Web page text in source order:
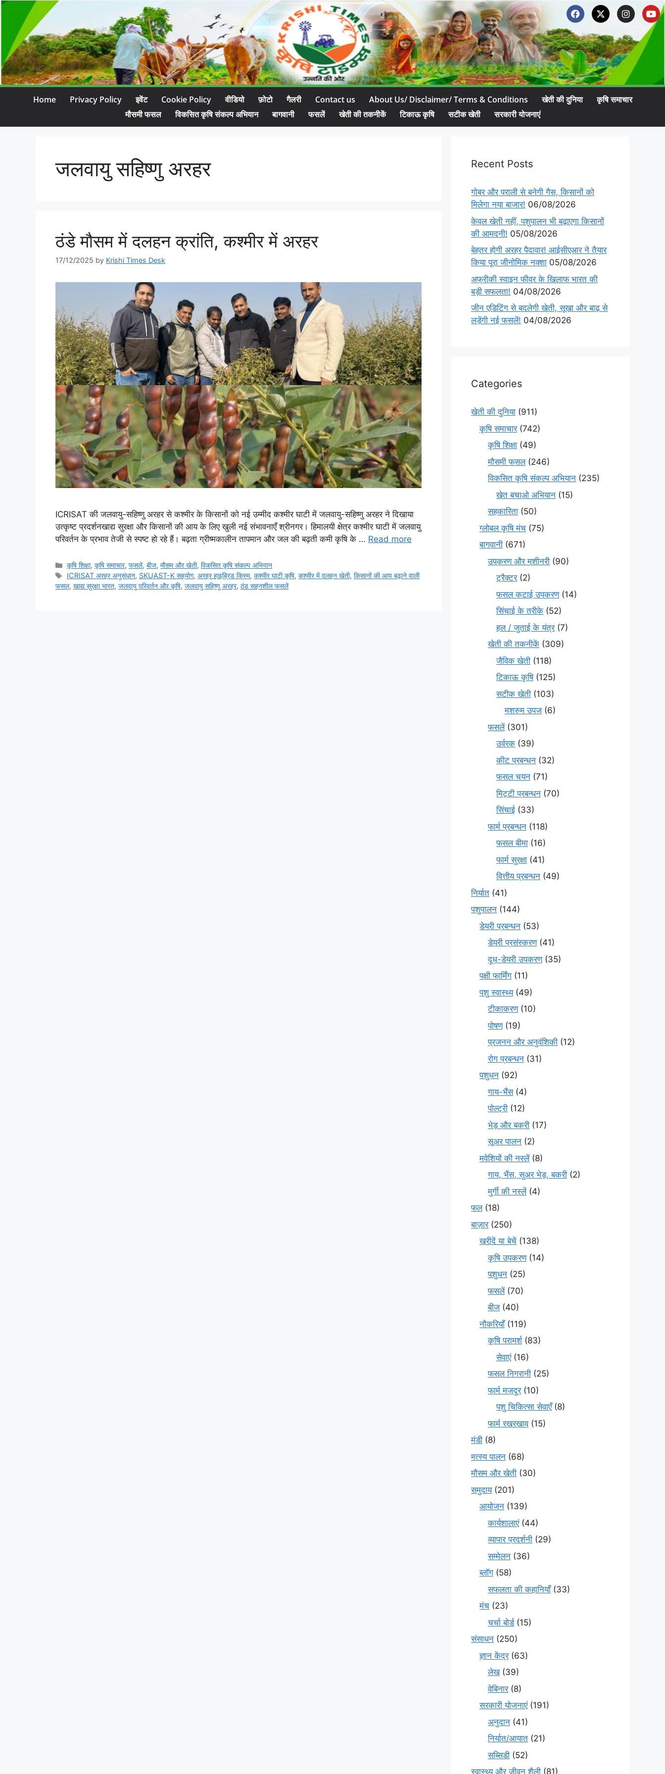
Home Privacy Policy इवेंट Cookie Policy वीडियो फ़ोटो गैलरी Contact us About Us/ Disclaimer/ Terms & Conditions खेती की दुनिया
कृषि समाचार
मौसमी फसल
विकसित कृषि संकल्प अभियान बागवानी फसलें खेती की तकनीकें टिकाऊ कृषि सटीक खेती सरकारी योजनाएं
जलवायु सहिष्णु अरहर
ठंडे मौसम में दलहन क्रांति, कश्मीर में अरहर
17/12/2025 by Krishi Times Desk
ICRISAT की जलवायु-सहिष्णु अरहर से कश्मीर के किसानों को नई उम्मीद कश्मीर घाटी में जलवायु-सहिष्णु अरहर ने दिखाया
उत्कृष्ट प्रदर्शनखाद्य सुरक्षा और किसानों की आय के लिए खुली नई संभावनाएँ श्रीनगर। हिमालयी क्षेत्र कश्मीर घाटी में जलवायु
परिवर्तन के प्रभाव तेजी से स्पष्ट हो रहे हैं। बढ़ता ग्रीष्मकालीन तापमान और जल की बढ़ती कमी कृषि के … Read more
कृषि शिक्षा,कृषि समाचार,फसलें,बीज,मौसम और खेती,विकसित कृषि संकल्प अभियान
ICRISAT अरहर अनुसंधान, SKUAST-K सहयोग,अरहर हाइब्रिड किस्म,कश्मीर घाटी कृषि,कश्मीर में दलहन खेती,किसानों की आय बढ़ाने वाली
फसल, खाद्य सुरक्षा भारत, जलवायु परिवर्तन और कृषि, जलवायु सहिष्णु अरहर, ठंड सहनशील फसलें
Recent Posts
गोबर और पराली से बनेगी गैस, किसानों को
मिलेगा नया बाजार! 06/08/2026
केवल खेती नहीं, पशुपालन भी बढ़ाएगा किसानों
की आमदनी! 05/08/2026
बेहतर होगी अरहर पैदावार! आईसीएआर ने तैयार
किया पूरा जीनोमिक नक्शा 05/08/2026
अफ्रीकी स्वाइन फीवर के खिलाफ भारत की
बड़ी सफलता! 04/08/2026
जीन एडिटिंग से बदलेगी खेती, सूखा और बाढ़ से
लड़ेंगी नई फसलें! 04/08/2026
Categories
खेती की दुनिया (911)
कृषि समाचार(742)
कृषि शिक्षा (49)
मौसमी फसल(246)
विकसित कृषि संकल्प अभियान (235)
खेत बचाओ अभियान (15)
सहकारिता (50)
ग्लोबल कृषि मंच (75)
बागवानी (671)
उपकरण और मशीनरी (90)
ट्रैक्टर(2)
फसल कटाई उपकरण(14)
सिंचाई के तरीके (52)
हल / जुताई के यंत्र(7)
खेती की तकनीकें (309)
जैविक खेती (118)
टिकाऊ कृषि(125)
सटीक खेती (103)
मशरुम उपज (6)
फसलें(301)
उर्वरक (39)
कीट प्रबन्धन (32)
फसल चयन (71)
मि‌ट्टी प्रबन्धन (70)
सिंचाई (33)
फार्म प्रबन्धन (118)
फसल बीमा (16)
फार्म सुरक्षा (41)
वित्तीय प्रबन्धन (49)
निर्यात (41)
पशुपालन (144)
डेयरी प्रबन्धन (53)
डेयरी प्रसंस्करण(41)
दूध-डेयरी उपकरण(35)
पक्षी फार्मिंग (11)
पशु स्वास्थ्य(49)
टीकाकरण(10)
पोषण(19)
प्रजनन और अनुवंशिकी (12)
रोग प्रबन्धन (31)
पशुधन (92)
गाय-भैंस(4)
पोल्ट्री (12)
भेड़ और बकरी (17)
सूअर पालन (2)
मवेशियों की नस्लें(8)
गाय, भैंस, सुअर भेड़, बकरी (2)
मुर्गी की नस्लें(4)
फल(18)
बाज़ार(250)
खरीदें या बेचें (138)
कृषि उपकरण(14)
पशुधन (25)
फसलें(70)
बीज (40)
नौकरियाँ(119)
कृषि परामर्श(83)
सेवाएं(16)
फसल निगरानी (25)
फार्म मजदूर(10)
पशु चिकित्सा सेवाएँ(8)
फार्म रखरखाव(15)
मंडी (8)
मत्स्य पालन (68)
मौसम और खेती (30)
समुदाय(201)
आयोजन (139)
कार्यशालाएं(44)
व्यापार प्रदर्शनी (29)
सम्मेलन (36)
ब्लॉग (58)
सफलता की कहानियाँ(33)
मंच (23)
चर्चा बोर्ड(15)
संसाधन (250)
ज्ञान केंद्र(63)
लेख(39)
वेबिनार(8)
सरकारी योजनाएं(191)
अनुदान (41)
निर्यात/आयात (21)
सब्सिडी (52)
स्वास्थ्य और जीवन शैली (81)